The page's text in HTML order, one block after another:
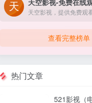
查看完整榜单
热门文章
521影视（